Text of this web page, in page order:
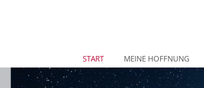
START MEINE HOFFNUNG